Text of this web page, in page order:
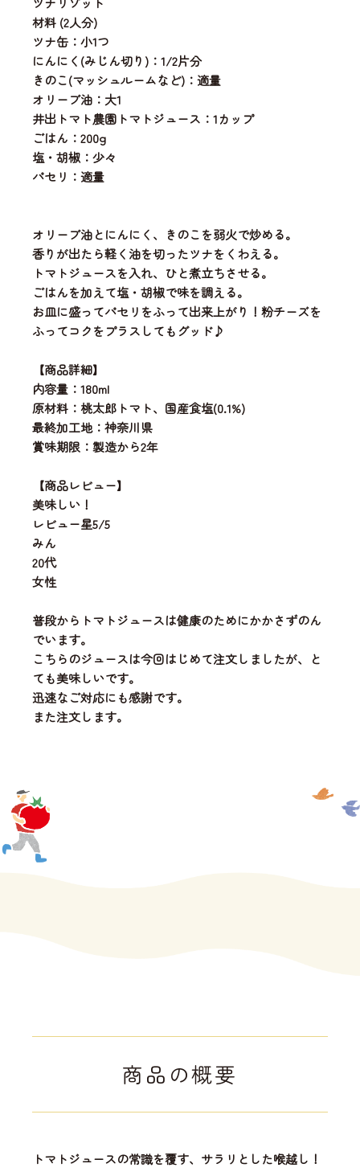
材料 (2人分)
ツナ缶：小1つ
にんにく(みじん切り)：1/2片分
きのこ(マッシュルームなど)：適量
オリーブ油：大1
井出トマト農園トマトジュース：1カップ
ごはん：200g
塩・胡椒：少々
パセリ：適量
オリーブ油とにんにく、きのこを弱火で炒める。
香りが出たら軽く油を切ったツナをくわえる。
トマトジュースを入れ、ひと煮立ちさせる。
ごはんを加えて塩・胡椒で味を調える。
お皿に盛ってパセリをふって出来上がり！粉チーズを
ふってコクをプラスしてもグッド♪
【商品詳細】
内容量：180ml
原材料：桃太郎トマト、国産食塩(0.1%)
最終加工地：神奈川県
賞味期限：製造から2年
【商品レビュー】
美味しい！
レビュー星5/5
みん
20代
女性
普段からトマトジュースは健康のためにかかさずのん
でいます。
こちらのジュースは今回はじめて注文しましたが、と
ても美味しいです。
迅速なご対応にも感謝です。
また注文します。
商品の概要
トマトジュースの常識を覆す、サラリとした喉越し！